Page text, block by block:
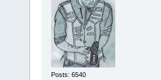
Posts: 6540